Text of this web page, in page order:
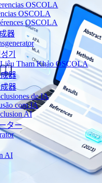
OSCOLA
OSCOLA
OSCOLA
器
기
Tham Khảo OSCOLA
器
器
de IA
com IA
AI
ター
AI